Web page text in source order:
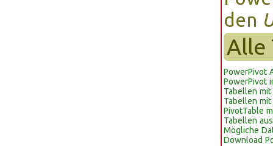
den
Alle
PowerPivot
PowerPivot
Tabellen
Tabellen
PivotTable
Tabellen
Mögliche
Download